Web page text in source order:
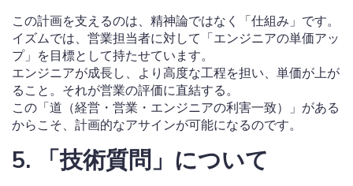
この計画を支えるのは、精神論ではなく「仕組み」です。
イズムでは、営業担当者に対して「エンジニアの単価アッ
プ」を目標として持たせています。
エンジニアが成長し、より高度な工程を担い、単価が上が
ること。それが営業の評価に直結する。
この「道（経営・営業・エンジニアの利害一致）」がある
からこそ、計画的なアサインが可能になるのです。
5. 「技術質問」について